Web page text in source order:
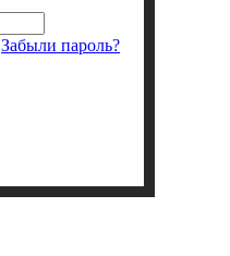
Забыли пароль?